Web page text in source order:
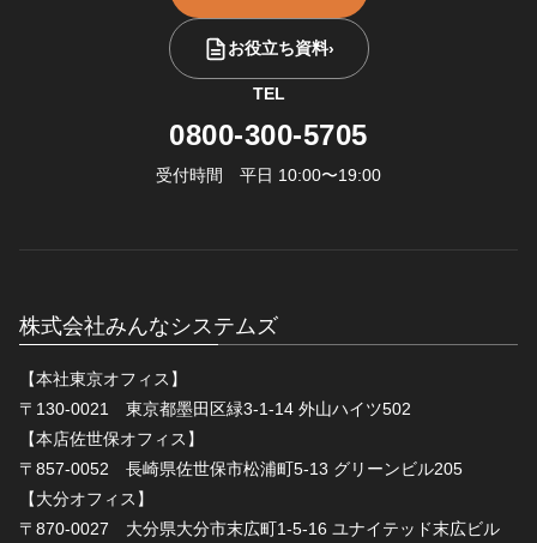
お役立ち資料›
TEL
0800-300-5705
受付時間 平日 10:00〜19:00
株式会社みんなシステムズ
【本社東京オフィス】
〒130-0021 東京都墨田区緑3-1-14 外山ハイツ502
【本店佐世保オフィス】
〒857-0052 長崎県佐世保市松浦町5-13 グリーンビル205
【大分オフィス】
〒870-0027 大分県大分市末広町1-5-16 ユナイテッド末広ビル